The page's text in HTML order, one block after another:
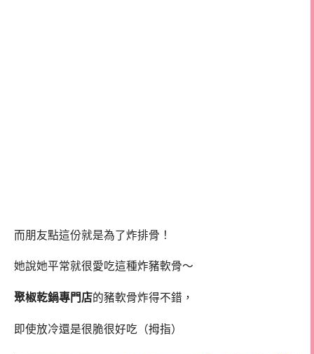
而朋友點這份就是為了炸排骨！
她說她平常就很愛吃這種炸豬軟骨～
聚椒乾鍋專門店的豬軟骨炸得不錯，
即使放冷還是很脆很好吃（拇指）